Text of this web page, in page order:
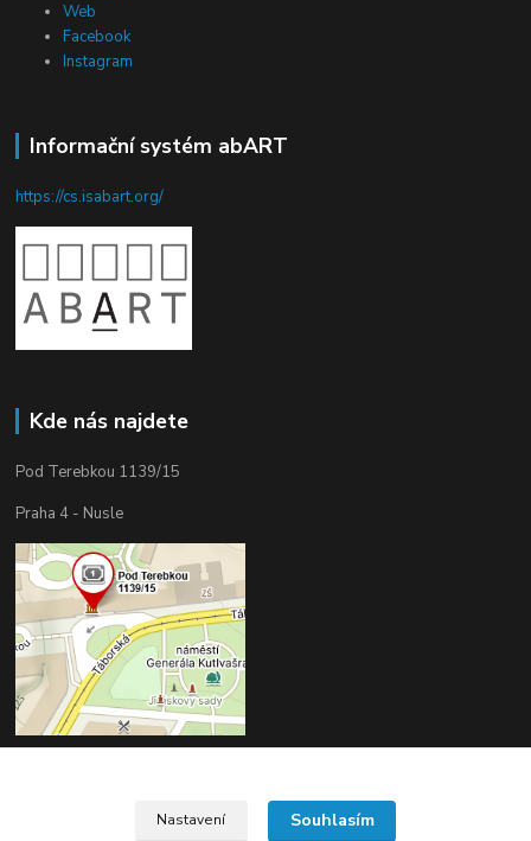
Web
Facebook
Instagram
Informační systém abART
https://cs.isabart.org/
Kde nás najdete
Pod Terebkou 1139/15
Praha 4 - Nusle
Nastavení Souhlasím